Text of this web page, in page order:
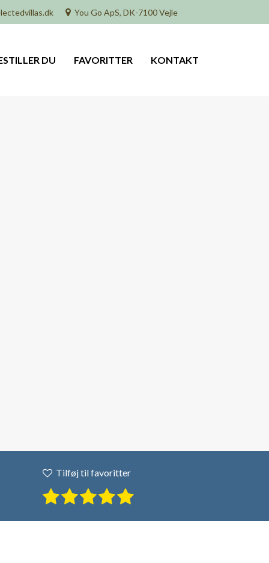
You Go ApS, DK-7100 Vejle
DU FAVORITTER KONTAKT
Tilføj til favoritter